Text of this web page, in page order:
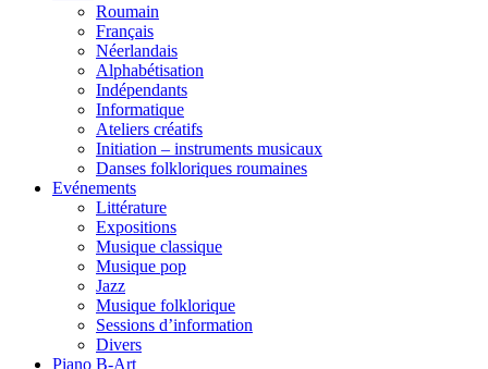
Roumain
Français
Néerlandais
Alphabétisation
Indépendants
Informatique
Ateliers créatifs
Initiation – instruments musicaux
Danses folkloriques roumaines
Evénements
Littérature
Expositions
Musique classique
Musique pop
Jazz
Musique folklorique
Sessions d’information
Divers
Piano B-Art